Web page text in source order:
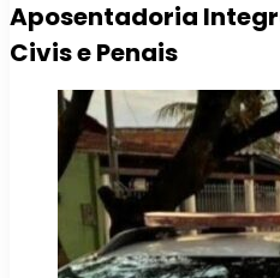
Aposentadoria
Civis e Penais